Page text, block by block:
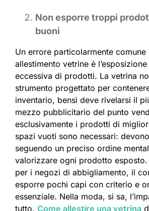
Non esporre troppi
buoni
Un errore particolarmente comune
allestimento vetrine è
eccessiva di prodotti. La vetrina
strumento progettato per
inventario, bensì deve rivelarsi il
mezzo pubblicitario del punto
esclusivamente i prodotti di
spazi vuoti sono necessari:
seguendo un preciso ordine
valorizzare ogni prodotto
per i negozi di abbigliamento, il
esporre pochi capi con criterio e
essenziale. Nella moda, si sa,
tutto. Come allestire una vetrina